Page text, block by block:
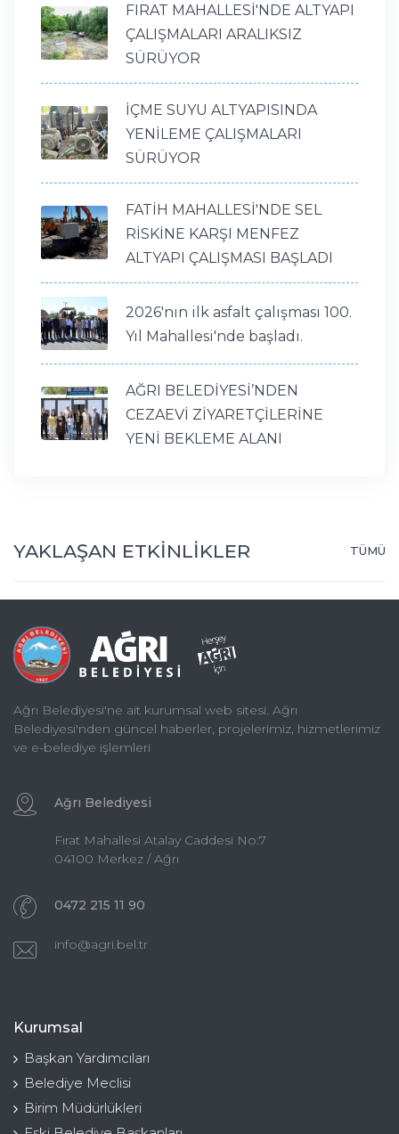
FIRAT MAHALLESİ'NDE ALTYAPI
ÇALIŞMALARI ARALIKSIZ
SÜRÜYOR
İÇME SUYU ALTYAPISINDA
YENİLEME ÇALIŞMALARI
SÜRÜYOR
FATİH MAHALLESİ'NDE SEL
RİSKİNE KARŞI MENFEZ
ALTYAPI ÇALIŞMASI BAŞLADI
2026'nın ilk asfalt çalışması 100.
Yıl Mahallesi'nde başladı.
AĞRI BELEDİYESİ’NDEN
CEZAEVİ ZİYARETÇİLERİNE
YENİ BEKLEME ALANI
YAKLAŞAN ETKİNLİKLER TÜMÜ
Ağrı Belediyesi'ne ait kurumsal web sitesi. Ağrı
Belediyesi'nden güncel haberler, projelerimiz, hizmetlerimiz
ve e-belediye işlemleri
Ağrı Belediyesi
Fırat Mahallesi Atalay Caddesi No:7
04100 Merkez / Ağrı
0472 215 11 90
info@agri.bel.tr
Kurumsal
Başkan Yardımcıları
Belediye Meclisi
Birim Müdürlükleri